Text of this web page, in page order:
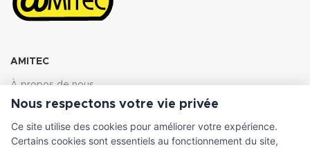
AMITEC
À propos de nous
Nos marques
Dispositif COVID-19
Nous respectons votre vie privée
Ce site utilise des cookies pour améliorer votre expérience.
Certains cookies sont essentiels au fonctionnement du site,